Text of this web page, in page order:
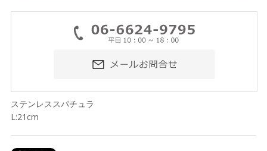
ステンレススパチュラ
L:21cm